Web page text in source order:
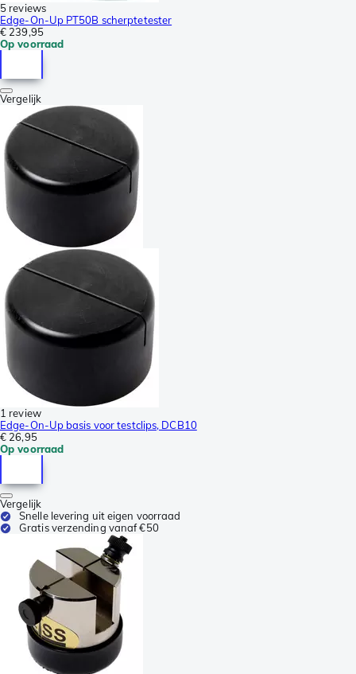
5 reviews
Edge-On-Up PT50B scherptetester
€ 239,95
Op voorraad
Vergelijk
1 review
Edge-On-Up basis voor testclips, DCB10
€ 26,95
Op voorraad
Vergelijk
Snelle levering uit eigen voorraad
Gratis verzending vanaf €50